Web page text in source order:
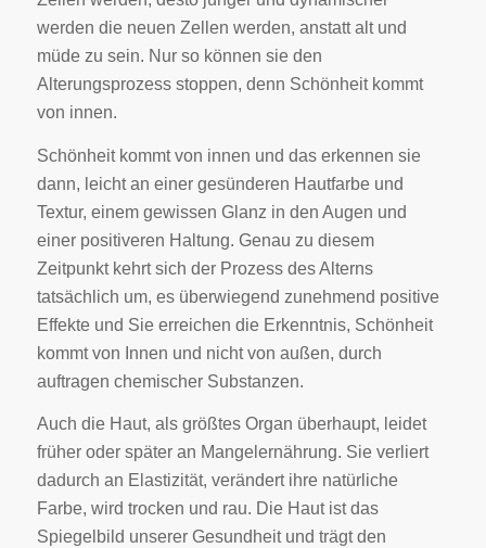
werden die neuen Zellen werden, anstatt alt und
müde zu sein. Nur so können sie den
Alterungsprozess stoppen, denn Schönheit kommt
von innen.
Schönheit kommt von innen und das erkennen sie
dann, leicht an einer gesünderen Hautfarbe und
Textur, einem gewissen Glanz in den Augen und
einer positiveren Haltung. Genau zu diesem
Zeitpunkt kehrt sich der Prozess des Alterns
tatsächlich um, es überwiegend zunehmend positive
Effekte und Sie erreichen die Erkenntnis, Schönheit
kommt von Innen und nicht von außen, durch
auftragen chemischer Substanzen.
Auch die Haut, als größtes Organ überhaupt, leidet
früher oder später an Mangelernährung. Sie verliert
dadurch an Elastizität, verändert ihre natürliche
Farbe, wird trocken und rau. Die Haut ist das
Spiegelbild unserer Gesundheit und trägt den